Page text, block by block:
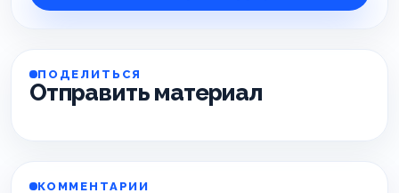
ПОДЕЛИТЬСЯ
Отправить материал
КОММЕНТАРИИ